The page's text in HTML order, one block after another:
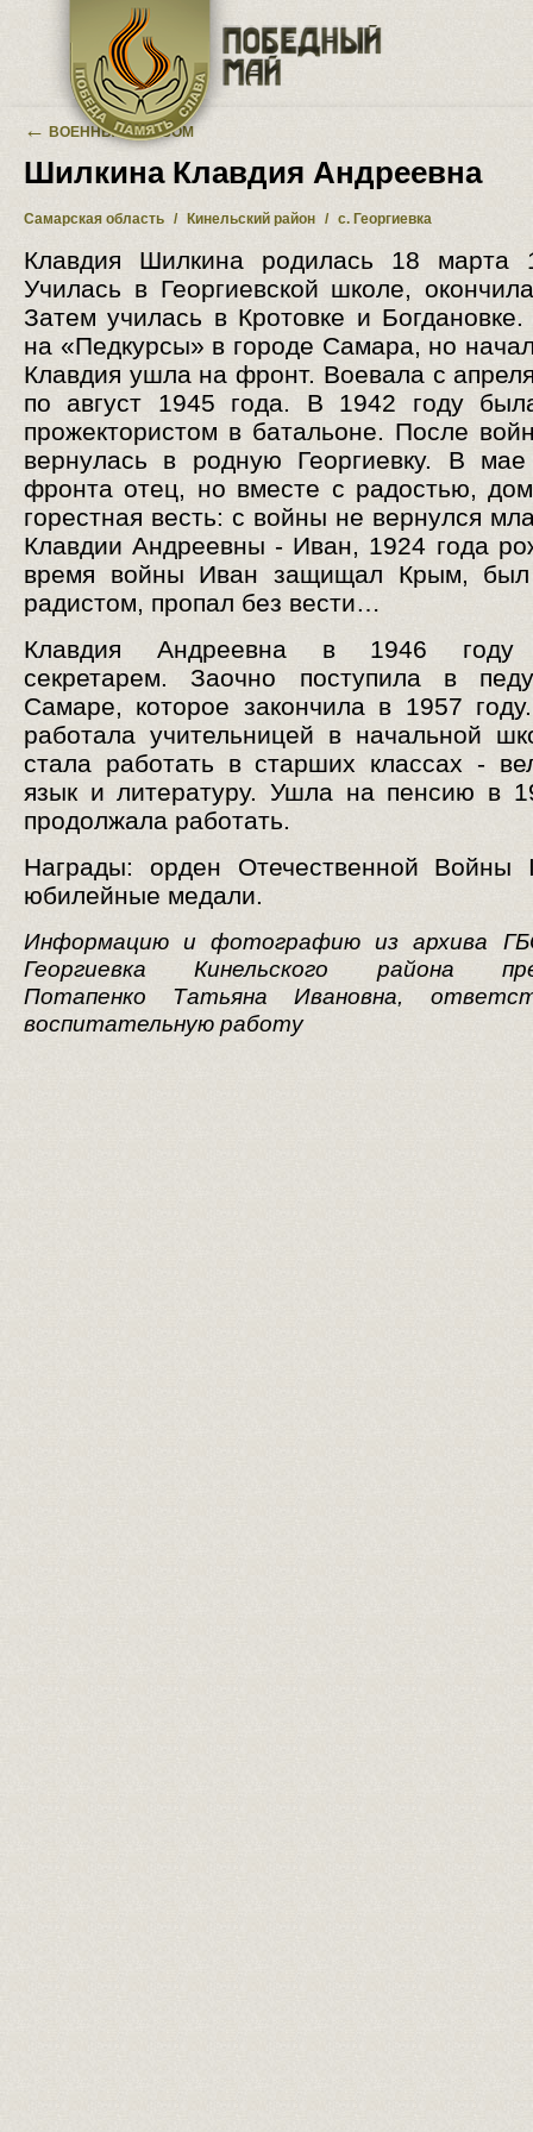
Перейти к основному содержанию
← ВОЕННЫЙ АЛЬБОМ
Шилкина Клавдия Андреевна
Самарская область / Кинельский район / с. Георгиевка
Клавдия Шилкина родилась 18 марта
Училась в Георгиевской школе,
Затем училась в Кротовке и
на «Педкурсы» в городе Самара, но
Клавдия ушла на фронт. Воевала с
по август 1945 года. В 1942 году
прожектористом в батальоне. После
вернулась в родную Георгиевку. В
фронта отец, но вместе с радостью,
горестная весть: с войны не вернулся
Клавдии Андреевны - Иван, 1924 года
время войны Иван защищал Крым, был
радистом, пропал без вести…
Клавдия Андреевна в 1946 году
секретарем. Заочно поступила в
Самаре, которое закончила в 1957
работала учительницей в начальной
стала работать в старших классах -
язык и литературу. Ушла на пенсию в
продолжала работать.
Награды: орден Отечественной Войны
юбилейные медали.
Информацию и фотографию из архива
Георгиевка Кинельского района
Потапенко Татьяна Ивановна,
воспитательную работу